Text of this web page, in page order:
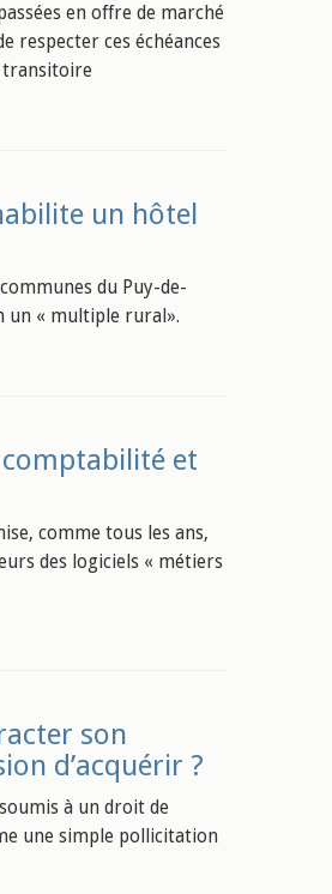
en offre de marché
respecter ces échéances
transitoire
un hôtel
du Puy-de-
un « multiple rural».
et
comme tous les ans,
des logiciels « métiers
son
d’acquérir ?
à un droit de
une simple pollicitation